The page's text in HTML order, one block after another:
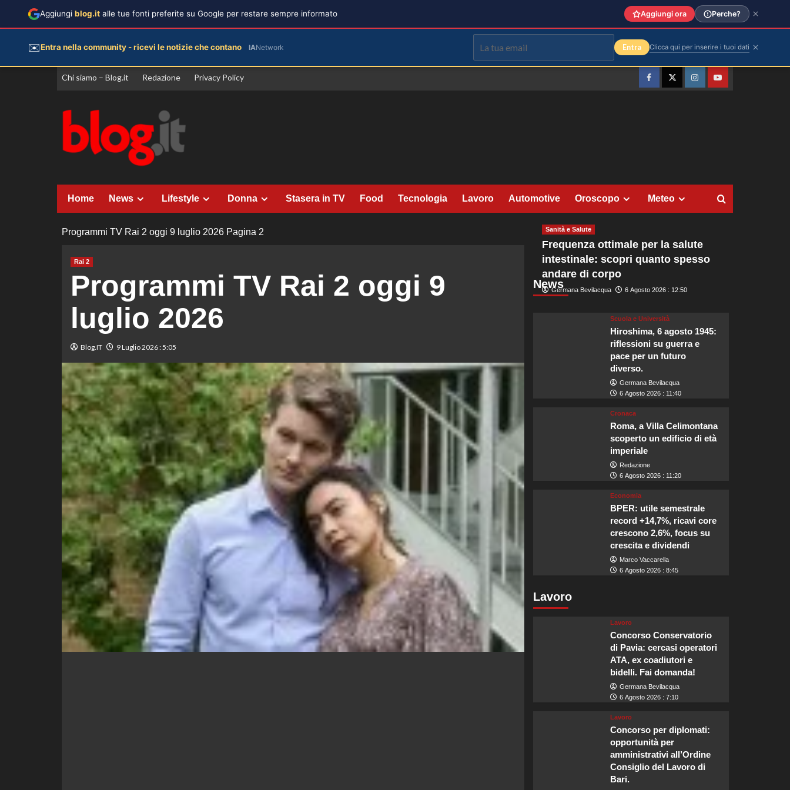
Vai
Chi siamo – Blog.it Redazione Privacy Policy
FacebookTwitterInstagramYouTube
Home News Lifestyle Donna Stasera in TV Food Tecnologia Lavoro Automotive Oroscopo Meteo
Programmi TV Rai 2 oggi 9 luglio 2026 Pagina 2
Rai 2
Programmi TV Rai 2 oggi 9
luglio 2026
Blog.IT 9 Luglio 2026 : 5:05
News
Sanità e Salute
Frequenza ottimale per la salute
intestinale: scopri quanto spesso
andare di corpo
Germana Bevilacqua 6 Agosto 2026 : 12:50
Scuola e Università
Hiroshima, 6 agosto 1945:
riflessioni su guerra e
pace per un futuro
diverso.
Germana Bevilacqua
6 Agosto 2026 : 11:40
Cronaca
Roma, a Villa Celimontana
scoperto un edificio di età
imperiale
Redazione
6 Agosto 2026 : 11:20
Economia
BPER: utile semestrale
record +14,7%, ricavi core
crescono 2,6%, focus su
crescita e dividendi
Marco Vaccarella
6 Agosto 2026 : 8:45
Lavoro
Lavoro
Concorso Conservatorio
di Pavia: cercasi operatori
ATA, ex coadiutori e
bidelli. Fai domanda!
Germana Bevilacqua
6 Agosto 2026 : 7:10
Lavoro
Concorso per diplomati:
opportunità per
amministrativi all’Ordine
Consiglio del Lavoro di
Bari.
Aggiungi blog.it alle tue fonti preferite su Google per restare sempre informato Aggiungi ora Perche?
✉️Entra nella community - ricevi le notizie che contano IANetwork Entra Clicca qui per inserire i tuoi dati